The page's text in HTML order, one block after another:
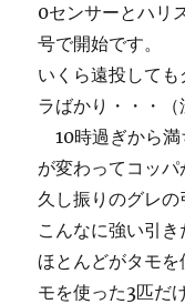
0センサーとハリ
号で開始です。
いくら遠投して
ラばかり・・・（
10時過ぎから満
が変わってコッパ
久し振りのグレ
こんなに強い引き
ほとんどがタモ
モを使った3匹だ